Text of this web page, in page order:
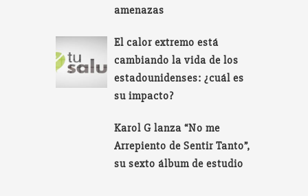
amenazas
El calor extremo está
cambiando la vida de los
estadounidenses: ¿cuál es
su impacto?
Karol G lanza “No me
Arrepiento de Sentir Tanto”,
su sexto álbum de estudio